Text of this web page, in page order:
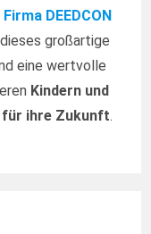
Firma DEEDCON
großartige
eine wertvolle
Kindern und
für ihre Zukunft.